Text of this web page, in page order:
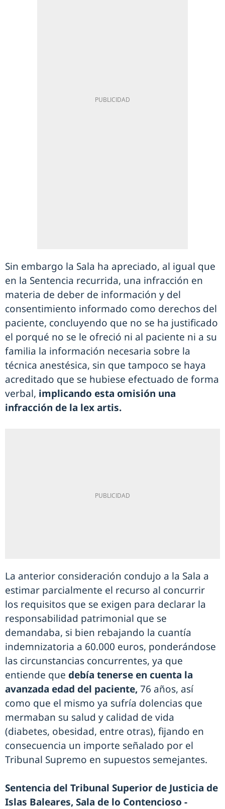
Sin embargo la Sala ha apreciado, al igual que
en la Sentencia recurrida, una infracción en
materia de deber de información y del
consentimiento informado como derechos del
paciente, concluyendo que no se ha justificado
el porqué no se le ofreció ni al paciente ni a su
familia la información necesaria sobre la
técnica anestésica, sin que tampoco se haya
acreditado que se hubiese efectuado de forma
verbal, implicando esta omisión una
infracción de la lex artis.
La anterior consideración condujo a la Sala a
estimar parcialmente el recurso al concurrir
los requisitos que se exigen para declarar la
responsabilidad patrimonial que se
demandaba, si bien rebajando la cuantía
indemnizatoria a 60.000 euros, ponderándose
las circunstancias concurrentes, ya que
entiende que debía tenerse en cuenta la
avanzada edad del paciente, 76 años, así
como que el mismo ya sufría dolencias que
mermaban su salud y calidad de vida
(diabetes, obesidad, entre otras), fijando en
consecuencia un importe señalado por el
Tribunal Supremo en supuestos semejantes.
Sentencia del Tribunal Superior de Justicia de
Islas Baleares, Sala de lo Contencioso -